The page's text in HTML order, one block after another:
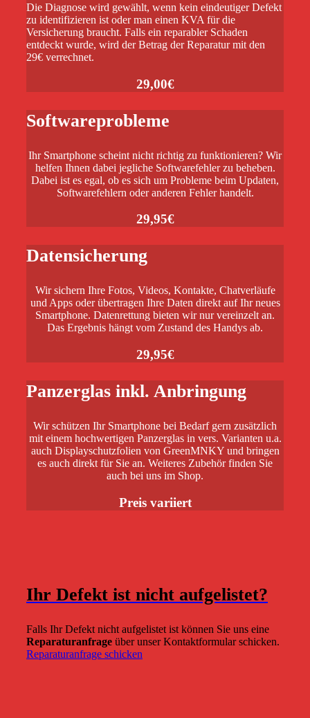
Die Diagnose wird gewählt, wenn kein eindeutiger Defekt
zu identifizieren ist oder man einen KVA für die
Versicherung braucht. Falls ein reparabler Schaden
entdeckt wurde, wird der Betrag der Reparatur mit den
29€ verrechnet.
29,00€
Softwareprobleme
Ihr Smartphone scheint nicht richtig zu funktionieren? Wir
helfen Ihnen dabei jegliche Softwarefehler zu beheben.
Dabei ist es egal, ob es sich um Probleme beim Updaten,
Softwarefehlern oder anderen Fehler handelt.
29,95€
Datensicherung
Wir sichern Ihre Fotos, Videos, Kontakte, Chatverläufe
und Apps oder übertragen Ihre Daten direkt auf Ihr neues
Smartphone. Datenrettung bieten wir nur vereinzelt an.
Das Ergebnis hängt vom Zustand des Handys ab.
29,95€
Panzerglas inkl. Anbringung
Wir schützen Ihr Smartphone bei Bedarf gern zusätzlich
mit einem hochwertigen Panzerglas in vers. Varianten u.a.
auch Displayschutzfolien von GreenMNKY und bringen
es auch direkt für Sie an. Weiteres Zubehör finden Sie
auch bei uns im Shop.
Preis variiert
Ihr Defekt ist nicht aufgelistet?
Falls Ihr Defekt nicht aufgelistet ist können Sie uns eine
Reparaturanfrage über unser Kontaktformular schicken.
Reparaturanfrage schicken